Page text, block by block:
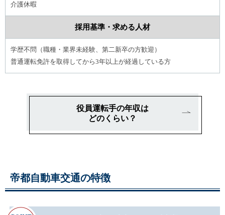
介護休暇
採用基準・求める人材
学歴不問（職種・業界未経験、第二新卒の方歓迎）
普通運転免許を取得してから3年以上が経過している方
役員運転手の年収は
どのくらい？
帝都自動車交通の特徴